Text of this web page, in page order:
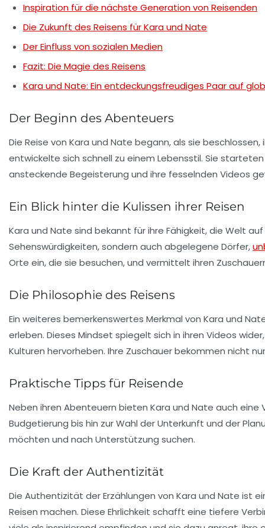
Inspiration für die nächste Generation von Reisenden
Die Zukunft des Reisens für Kara und Nate
Der Einfluss von sozialen Medien
Fazit: Die Magie des Reisens
Kara und Nate: Ein entdeckungsfreudiges Paar auf
Der Beginn des Abenteuers
Die Reise von Kara und Nate begann, als sie
entwickelte sich schnell zu einem Lebensstil. Sie
ansteckende Begeisterung und ihre fesselnden Videos
Ein Blick hinter die Kulissen ihrer Reisen
Kara und Nate sind bekannt für ihre Fähigkeit, die Welt
Sehenswürdigkeiten, sondern auch abgelegene Dörfer,
Orte ein, die sie besuchen, und vermittelt ihren
Die Philosophie des Reisens
Ein weiteres bemerkenswertes Merkmal von Kara und
erleben. Dieses Mindset spiegelt sich in ihren Videos
Kulturen hervorheben. Ihre Zuschauer bekommen nicht
Praktische Tipps für Reisende
Neben ihren Abenteuern bieten Kara und Nate auch eine
Budgetierung bis hin zur Wahl der Unterkunft und der
möchten und nach Unterstützung suchen.
Die Kraft der Authentizität
Die Authentizität der Erzählungen von Kara und Nate ist
Reisen machen. Diese Ehrlichkeit schafft eine tiefere